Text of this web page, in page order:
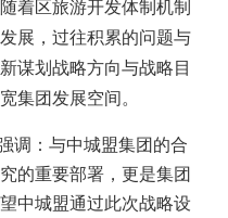
着区旅游开发体制机制
展，过往积累的问题与
谋划战略方向与战略目
集团发展空间。
调：与中城盟集团的合
的重要部署，更是集团
中城盟通过此次战略设